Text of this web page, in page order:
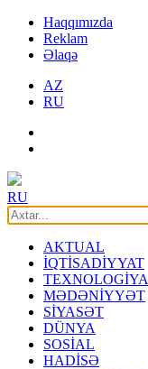
Haqqımızda
Reklam
Əlaqə
AZ
RU
RU
AKTUAL
İQTİSADİYYAT
TEXNOLOGİYA
MƏDƏNİYYƏT
SİYASƏT
DÜNYA
SOSİAL
HADİSƏ